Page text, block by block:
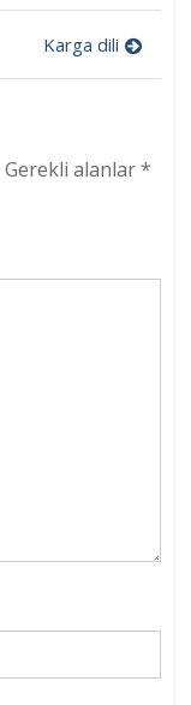
Karga dili
Gerekli alanlar*